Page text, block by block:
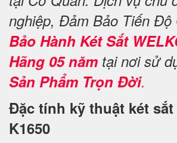
nghiệp, Đảm Bảo Tiến Độ
Bảo Hành Két Sắt
Hãng 05 năm tại nơi sử
Sản Phẩm Trọn Đời.
Đặc tính kỹ thuật két
K1650